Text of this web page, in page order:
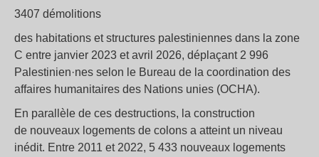
3407 démolitions
des habitations et structures palestiniennes dans la zone
C entre janvier 2023 et avril 2026, déplaçant 2 996
Palestinien·nes selon le Bureau de la coordination des
affaires humanitaires des Nations unies (OCHA).
En parallèle de ces destructions, la construction
de nouveaux logements de colons a atteint un niveau
inédit. Entre 2011 et 2022, 5 433 nouveaux logements